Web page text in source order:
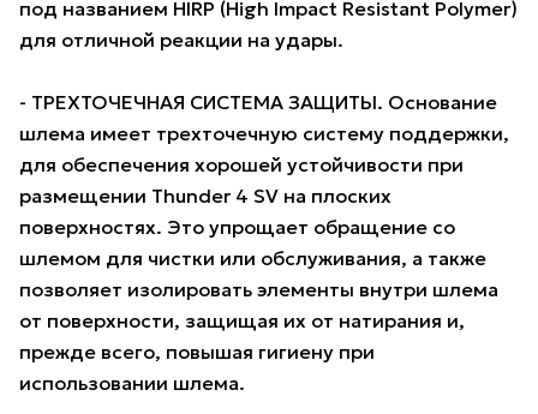
под названием HIRP (High Impact Resistant Polymer)
для отличной реакции на удары.
- ТРЕХТОЧЕЧНАЯ СИСТЕМА ЗАЩИТЫ. Основание
шлема имеет трехточечную систему поддержки,
для обеспечения хорошей устойчивости при
размещении Thunder 4 SV на плоских
поверхностях. Это упрощает обращение со
шлемом для чистки или обслуживания, а также
позволяет изолировать элементы внутри шлема
от поверхности, защищая их от натирания и,
прежде всего, повышая гигиену при
использовании шлема.